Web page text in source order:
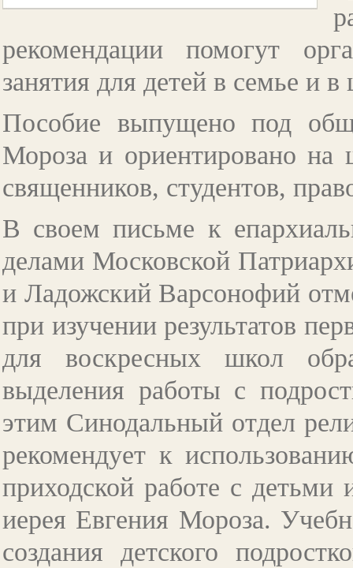
рекомендации помогут
занятия для детей в семье и
Пособие выпущено под
Мороза и ориентировано на
священников, студентов,
В своем письме к
делами Московской
и Ладожский Варсонофий
при изучении результатов
для воскресных школ
выделения работы с
этим Синодальный отдел
рекомендует к
приходской работе с
иерея Евгения Мороза.
создания детского